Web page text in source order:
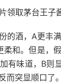
领取茅台王子
的酒，A更丰
柔和。但是，
有味道，B则
而突显顺口了。